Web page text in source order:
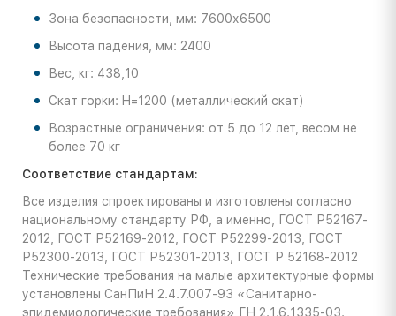
Зона безопасности, мм: 7600х6500
Высота падения, мм: 2400
Вес, кг: 438,10
Скат горки: H=1200 (металлический скат)
Возрастные ограничения: от 5 до 12 лет, весом не
более 70 кг
Соответствие стандартам:
Все изделия спроектированы и изготовлены согласно
национальному стандарту РФ, а именно, ГОСТ Р52167-
2012, ГОСТ Р52169-2012, ГОСТ Р52299-2013, ГОСТ
Р52300-2013, ГОСТ Р52301-2013, ГОСТ Р 52168-2012
Технические требования на малые архитектурные формы
установлены СанПиН 2.4.7.007-93 «Санитарно-
эпидемиологические требования» ГН 2.1.6.1335-03.